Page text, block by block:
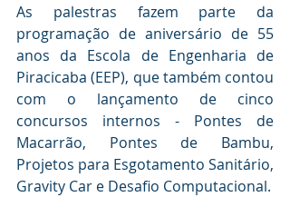
As palestras fazem parte da
programação de aniversário de 55
anos da Escola de Engenharia de
Piracicaba (EEP), que também contou
com o lançamento de cinco
concursos internos - Pontes de
Macarrão, Pontes de Bambu,
Projetos para Esgotamento Sanitário,
Gravity Car e Desafio Computacional.